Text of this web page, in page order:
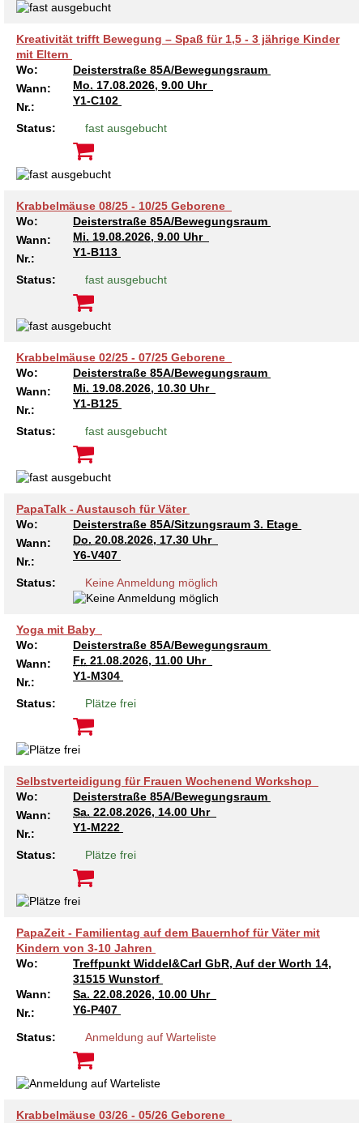
Kreativität trifft Bewegung – Spaß für 1,5 - 3 jährige Kinder
mit Eltern
Wo:
Deisterstraße 85A/Bewegungsraum
Wann:
Mo. 17.08.2026, 9.00 Uhr
Nr.:
Y1-C102
Status: fast ausgebucht
Krabbelmäuse 08/25 - 10/25 Geborene
Wo:
Deisterstraße 85A/Bewegungsraum
Wann:
Mi. 19.08.2026, 9.00 Uhr
Nr.:
Y1-B113
Status: fast ausgebucht
Krabbelmäuse 02/25 - 07/25 Geborene
Wo:
Deisterstraße 85A/Bewegungsraum
Wann:
Mi. 19.08.2026, 10.30 Uhr
Nr.:
Y1-B125
Status: fast ausgebucht
PapaTalk - Austausch für Väter
Wo:
Deisterstraße 85A/Sitzungsraum 3. Etage
Wann:
Do. 20.08.2026, 17.30 Uhr
Nr.:
Y6-V407
Status: Keine Anmeldung möglich
Yoga mit Baby
Wo:
Deisterstraße 85A/Bewegungsraum
Wann:
Fr. 21.08.2026, 11.00 Uhr
Nr.:
Y1-M304
Status: Plätze frei
Selbstverteidigung für Frauen Wochenend Workshop
Wo:
Deisterstraße 85A/Bewegungsraum
Wann:
Sa. 22.08.2026, 14.00 Uhr
Nr.:
Y1-M222
Status: Plätze frei
PapaZeit - Familientag auf dem Bauernhof für Väter mit
Kindern von 3-10 Jahren
Wo:
Treffpunkt Widdel&Carl GbR, Auf der Worth 14,
31515 Wunstorf
Wann:
Sa. 22.08.2026, 10.00 Uhr
Nr.:
Y6-P407
Status: Anmeldung auf Warteliste
Krabbelmäuse 03/26 - 05/26 Geborene